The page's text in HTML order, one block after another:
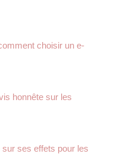
choisir un e-
honnête sur les
sur ses effets pour les